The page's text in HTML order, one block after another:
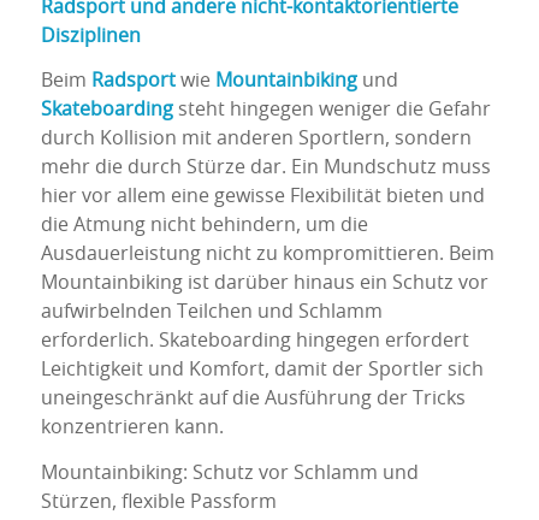
Radsport und andere nicht-kontaktorientierte
Disziplinen
Beim Radsportwie Mountainbikingund
Skateboardingsteht hingegen weniger die Gefahr
durch Kollision mit anderen Sportlern, sondern
mehr die durch Stürze dar. Ein Mundschutz muss
hier vor allem eine gewisse Flexibilität bieten und
die Atmung nicht behindern, um die
Ausdauerleistung nicht zu kompromittieren. Beim
Mountainbiking ist darüber hinaus ein Schutz vor
aufwirbelnden Teilchen und Schlamm
erforderlich. Skateboarding hingegen erfordert
Leichtigkeit und Komfort, damit der Sportler sich
uneingeschränkt auf die Ausführung der Tricks
konzentrieren kann.
Mountainbiking: Schutz vor Schlamm und
Stürzen, flexible Passform